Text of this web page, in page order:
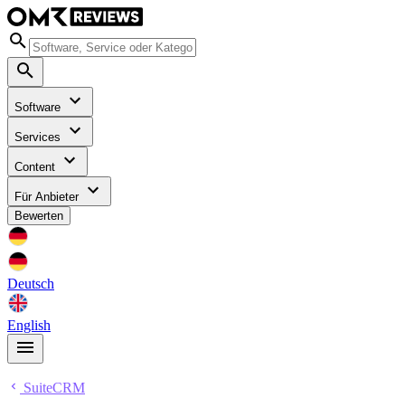
Software
Services
Content
Für Anbieter
Bewerten
Deutsch
English
SuiteCRM